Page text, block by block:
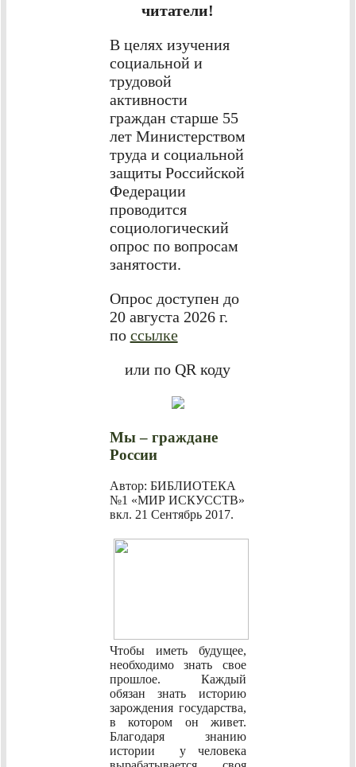
читатели!
В целях изучения
социальной и
трудовой
активности
граждан старше 55
лет Министерством
труда и социальной
защиты Российской
Федерации
проводится
социологический
опрос по вопросам
занятости.
Опрос доступен до
20 августа 2026 г.
по ссылке
или по QR коду
Мы – граждане
России
Автор: БИБЛИОТЕКА
№1 «МИР ИСКУССТВ»
вкл. 21 Сентябрь 2017.
Чтобы иметь будущее,
необходимо знать свое
прошлое. Каждый
обязан знать историю
зарождения государства,
в котором он живет.
Благодаря знанию
истории у человека